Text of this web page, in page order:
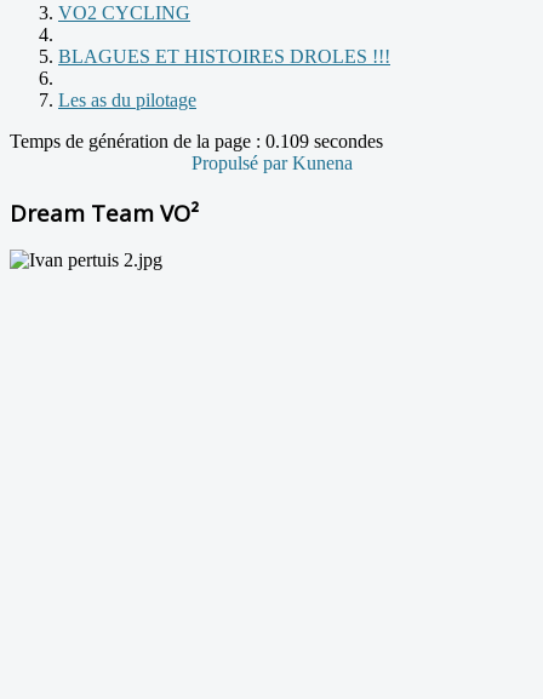
VO2 CYCLING
BLAGUES ET HISTOIRES DROLES !!!
Les as du pilotage
Temps de génération de la page : 0.109 secondes
Propulsé parKunena
Dream Team VO²